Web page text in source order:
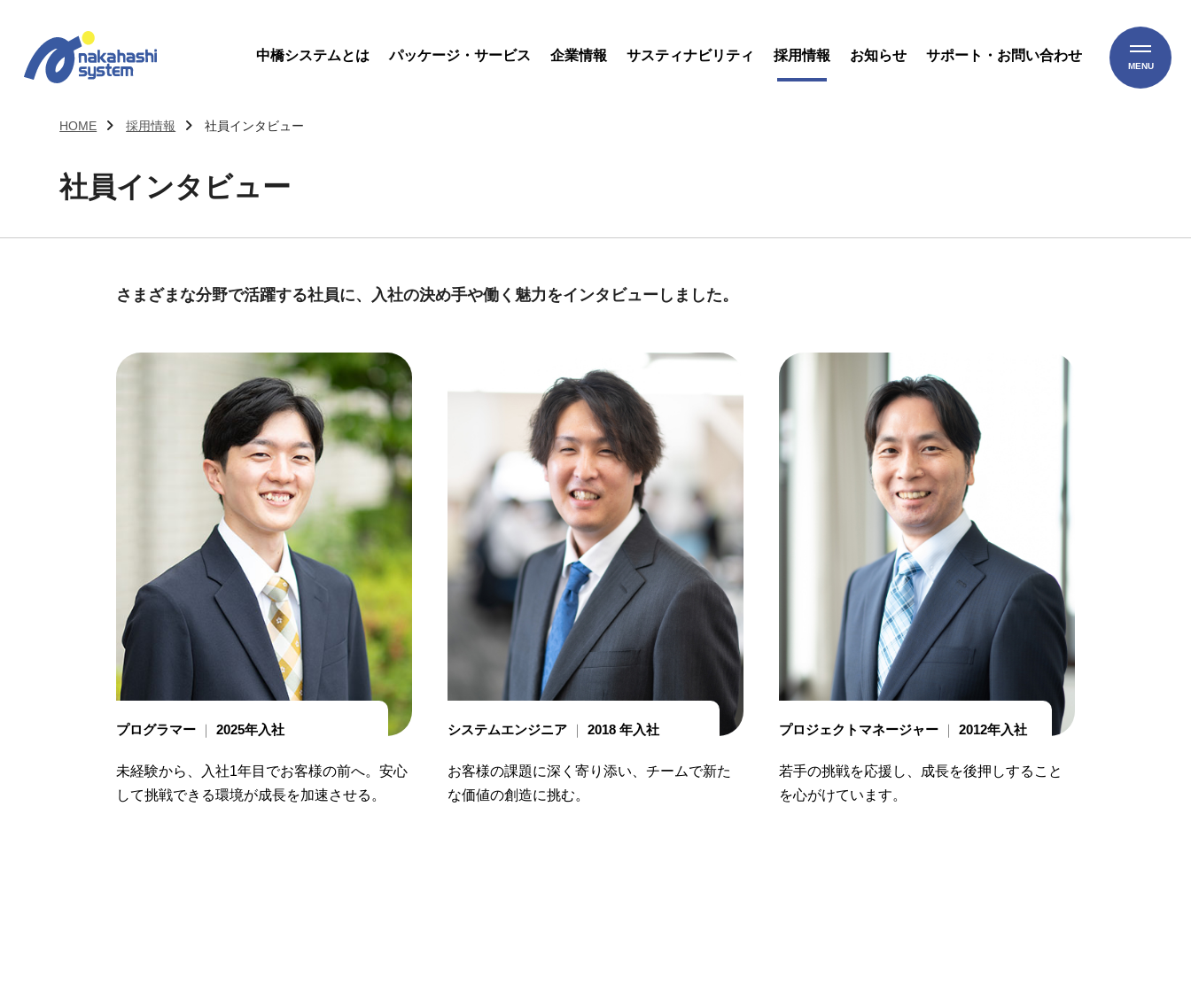
中橋システムとは パッケージ・サービス 企業情報 サスティナビリティ 採用情報 お知らせ サポート・お問い合わせ
MENU
HOME 採用情報 社員インタビュー
社員インタビュー
さまざまな分野で活躍する社員に、入社の決め手や働く魅力をインタビューしました。
プログラマー 2025年入社
未経験から、入社1年目でお客様の前へ。安心
して挑戦できる環境が成長を加速させる。
システムエンジニア 2018 年入社
お客様の課題に深く寄り添い、チームで新た
な価値の創造に挑む。
プロジェクトマネージャー 2012年入社
若手の挑戦を応援し、成長を後押しすること
を心がけています。